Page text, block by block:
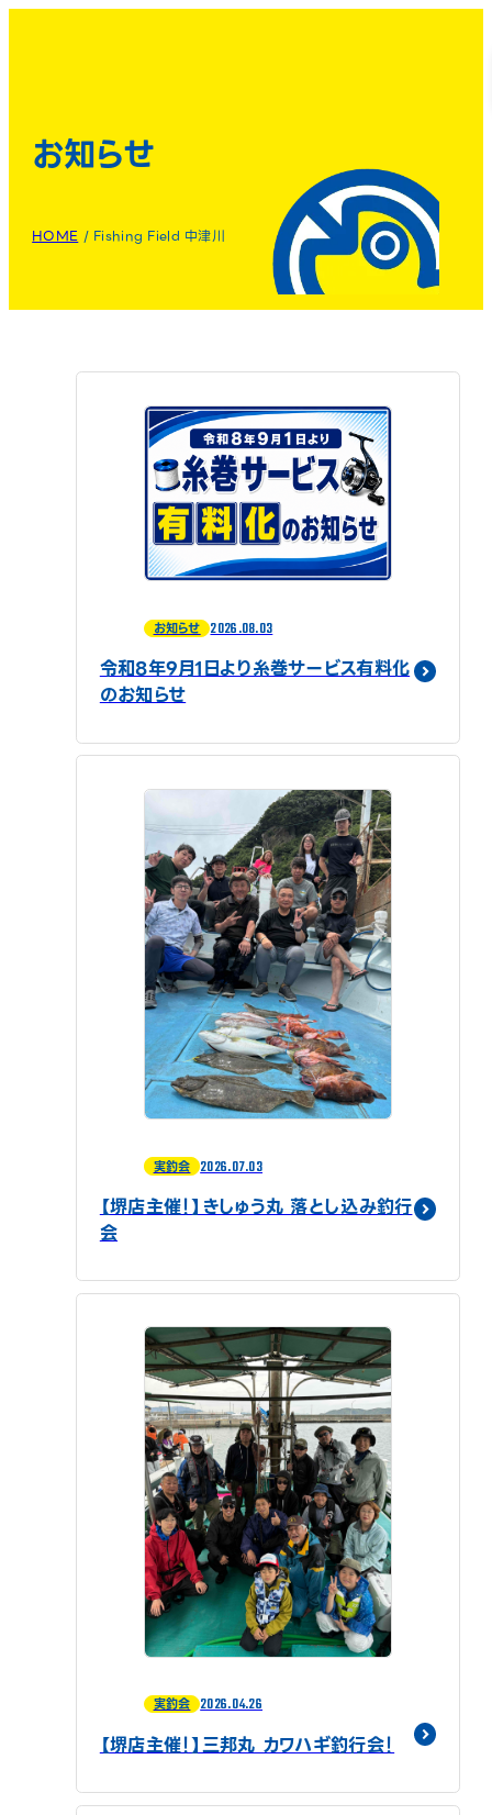
お知らせ
HOME / Fishing Field 中津川
お知らせ 2026.08.03
令和8年9月1日より糸巻サービス有料化
のお知らせ
実釣会 2026.07.03
【堺店主催！】きしゅう丸 落とし込み釣行
会
実釣会 2026.04.26
【堺店主催！】三邦丸 カワハギ釣行会！